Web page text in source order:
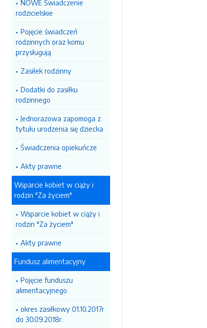
NOWE Świadczenie
rodzicielskie
Pojęcie świadczeń
rodzinnych oraz komu
przysługują
Zasiłek rodzinny
Dodatki do zasiłku
rodzinnego
Jednorazowa zapomoga z
tytułu urodzenia się dziecka
Świadczenia opiekuńcze
Akty prawne
Wsparcie kobiet w ciąży i
rodzin "Za życiem"
Wsparcie kobiet w ciąży i
rodzin "Za życiem"
Akty prawne
Fundusz alimentacyjny
Pojęcie funduszu
alimentacyjnego
okres zasiłkowy 01.10.2017r
do 30.09.2018r.